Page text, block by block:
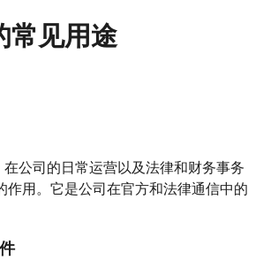
常见用途
公司的日常运营以及法律和财务事务
作用。它是公司在官方和法律通信中的